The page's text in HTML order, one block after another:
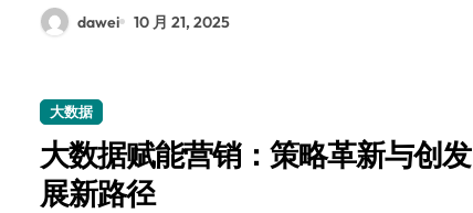
dawei 10 月 21, 2025
大数据
大数据赋能营销：策略革新与创发
展新路径